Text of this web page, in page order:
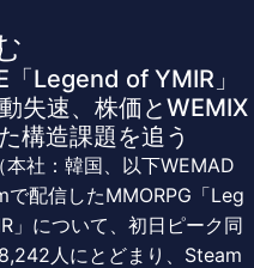
「Legend of YMIR」
失速、株価とWEMIX
構造課題を追う
本社：韓国、以下WEMAD
で配信したMMORPG「Leg
」について、初日ピーク同
人にとどまり、Steam